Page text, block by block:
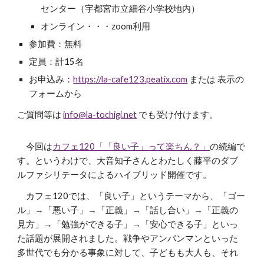
センター（宇都宮市立細谷小学校地内）
オンライン・・・zoom利用
参加費：無料
定員：計15名
お申込み：https://la-cafe123.peatix.com または 表示の
フォームから
ご質問等はinfo@la-tochigi.net でも受け付けます。
今回はカフェ120「「良い子」って楽ちん？」の続編で
す。というわけで、 大音知子さんとわたしく藤平のダブ
ルファシリテータによるハイブリッド開催です。
カフェ120では、「良い子」というテーマから、「ゴー
ル」→「悪い子」→「正義」→「話し合い」→「正義の
見方」→「勉強ができる子」→「安心できる子」といっ
た話題が展開されました。戦争やアンパンマンといった
多世代でも分かる事象に対して、子どもも大人も、それ